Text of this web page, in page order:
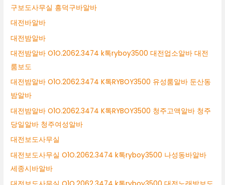
구보도사무실 흥덕구바알바
대전바알바
대전밤알바
대전밤알바 O1O.2062.3474 k톡ryboy3500 대전업소알바 대전
룸보도
대전밤알바 O1O.2062.3474 K톡RYBOY3500 유성룸알바 둔산동
밤알바
대전밤알바 O1O.2062.3474 K톡RYBOY3500 청주고액알바 청주
당일알바 청주여성알바
대전보도사무실
대전보도사무실 O1O.2062.3474 k톡ryboy3500 나성동바알바
세종시바알바